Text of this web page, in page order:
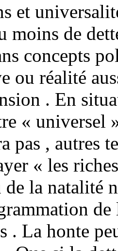
et
de
concepts
ou réalité
. En
« universel
pas , autres
« les
la natalité
. La honte